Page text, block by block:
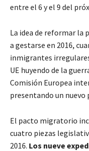
entre el 6 y el 9 del
La idea de reformar
a gestarse en 2016,
inmigrantes
UE huyendo de la
Comisión Europea
presentando un
El pacto migratorio
cuatro piezas
2016. Los nueve